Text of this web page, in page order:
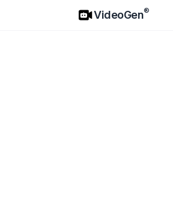
VideoGen
VideoGen®